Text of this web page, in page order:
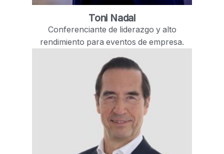
Toni Nadal
Conferenciante de liderazgo y alto
rendimiento para eventos de empresa.